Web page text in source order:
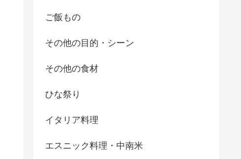
ご飯もの
その他の目的・シーン
その他の食材
ひな祭り
イタリア料理
エスニック料理・中南米